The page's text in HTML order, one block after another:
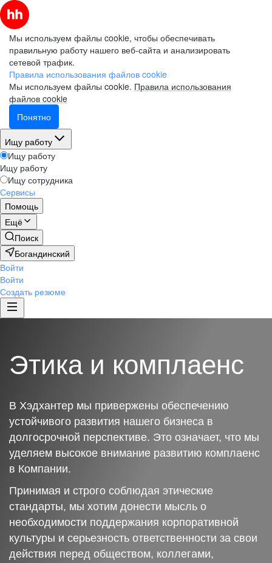
Мы используем файлы cookie, чтобы обеспечивать
правильную работу нашего веб-сайта и анализировать
сетевой трафик.
Правила использования файлов cookie
Мы используем файлы cookie. Правила использования
файлов cookie
Понятно
Ищу работу
Ищу работу
Ищу работу
Ищу сотрудника
Сервисы
Помощь
Ещё
Поиск
Богандинский
Войти
Войти
Создать резюме
Этика и комплаенс
В Хэдхантер мы привержены обеспечению
устойчивого развития нашего бизнеса в
долгосрочной перспективе. Это означает, что мы
уделяем высокое внимание развитию комплаенс
в Компании.
Принимая и строго соблюдая этические
стандарты, мы хотим донести мысль о
необходимости поддержания корпоративной
культуры и серьезность ответственности за свои
действия перед обществом, коллегами,